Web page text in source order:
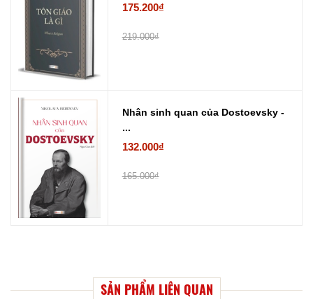
175.200₫
219.000₫
Nhân sinh quan của Dostoevsky -
...
132.000₫
165.000₫
SẢN PHẨM LIÊN QUAN